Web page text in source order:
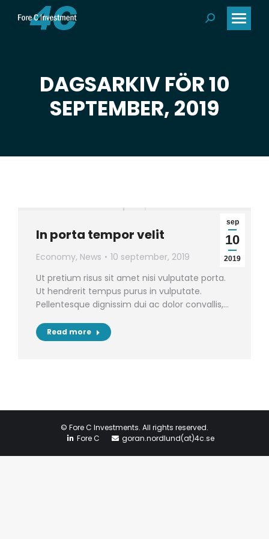
Search:
DAGSARKIV FÖR 10
SEPTEMBER, 2019
Du är här:
sep
10
2019
In porta tempor velit
Economy, News
10 september, 2019
Ut pretium risus sit amet nisi vulputate porta.
Ut hendrerit tempus purus in vulputate.
Pellentesque dignissim dui ac dolor convallis,…
Read more
© Fore C Investments. All rights reserved.
Fore C
goran.nordlund(at)4c.se